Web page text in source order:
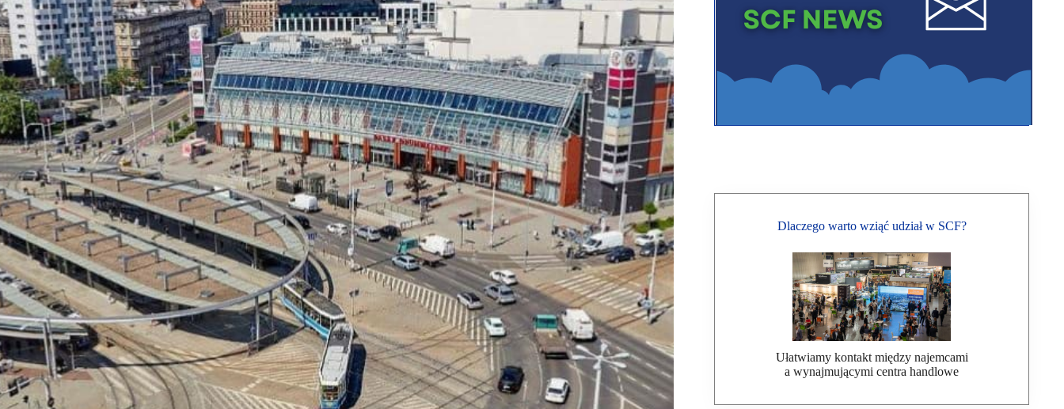
Dlaczego warto wziąć udział w SCF?
Ułatwiamy kontakt między najemcami
a wynajmującymi centra handlowe